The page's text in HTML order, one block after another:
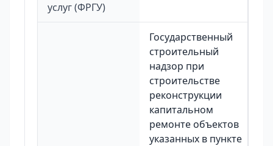
услуг (ФРГУ)
Государственный
строительный
надзор при
строительстве
реконструкции
капитальном
ремонте объектов
указанных в пункте